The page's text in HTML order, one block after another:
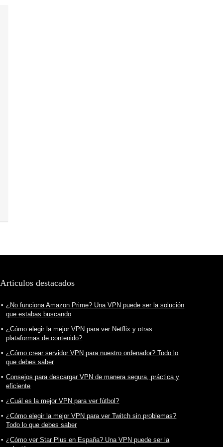
Articulos destacados
¿No funciona Amazon Prime? Una VPN puede ser la solución
que estabas buscando
¿Cómo elegir la mejor VPN para ver Netflix y otras
plataformas de contenido?
¿Cómo crear servidor VPN para nuestro ordenador? Todo lo
que debes saber
Consejos para descargar VPN de manera segura, práctica y
eficiente
¿Cuál es la mejor VPN para ver fútbol?
¿Cómo elegir la mejor VPN para ver Twitch sin problemas?
Todo lo que debes saber
¿Cómo ver Star Plus en España? Una VPN puede ser la